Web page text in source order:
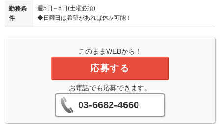
勤務条
件
週5日～5日(土曜必須)
◆日曜日は希望があれば休み可能！
このままWEBから！
応募する
お電話でも応募できます。
03-6682-4660